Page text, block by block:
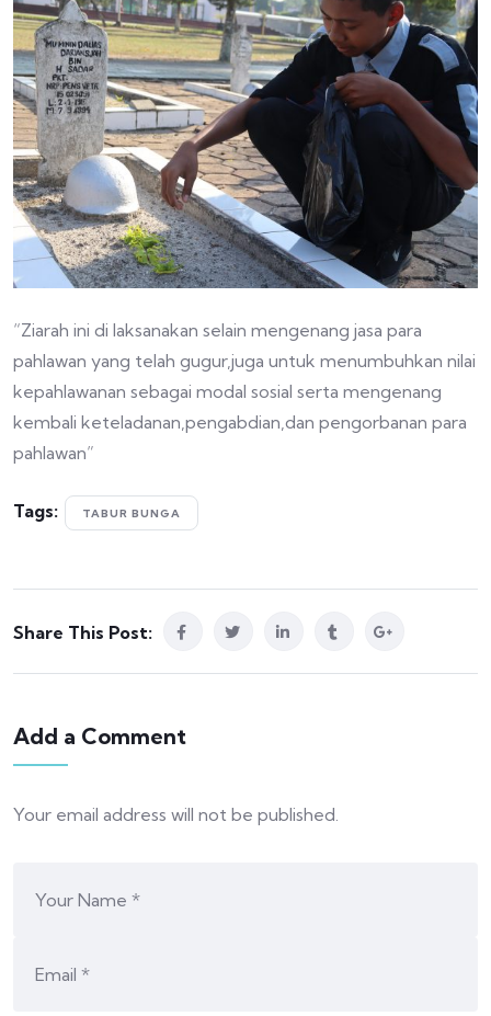
“Ziarah ini di laksanakan selain mengenang jasa para
pahlawan yang telah gugur,juga untuk menumbuhkan nilai
kepahlawanan sebagai modal sosial serta mengenang
kembali keteladanan,pengabdian,dan pengorbanan para
pahlawan”
Tags: TABUR BUNGA
Share This Post:
Add a Comment
Your email address will not be published.